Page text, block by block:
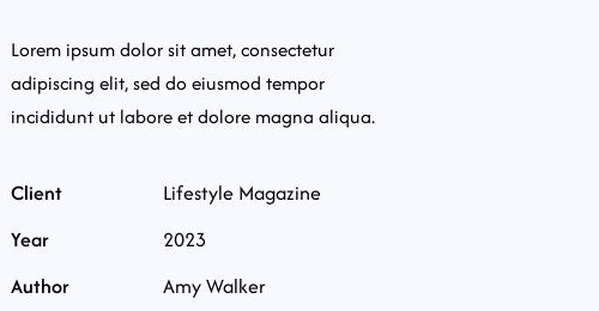
Lorem ipsum dolor sit amet, consectetur
adipiscing elit, sed do eiusmod tempor
incididunt ut labore et dolore magna aliqua.
Client
Lifestyle Magazine
Year
2023
Author
Amy Walker